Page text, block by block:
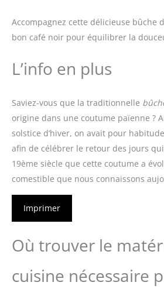
Accompagnez cette délicieuse bûche
bon café noir pour équilibrer la
L’info en plus
Saviez-vous que la traditionnelle
origine dans une coutume païenne ?
solstice d’hiver, on avait pour
afin de célébrer le retour des jours qui
19ème siècle que cette coutume a
comestible que nous connaissons
Imprimer
Où trouver le
cuisine nécessaire